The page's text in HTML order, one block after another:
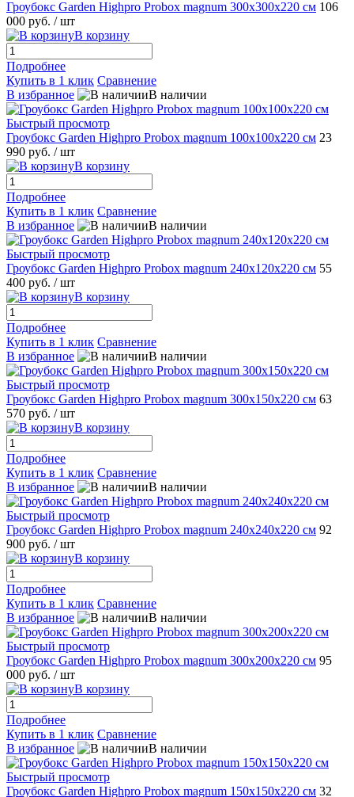
Гроубокс Garden Highpro Probox magnum 300х300х220 см 106
000 руб. / шт
В корзину
Подробнее
Купить в 1 клик Сравнение
В избранное
В наличии
Быстрый просмотр
Гроубокс Garden Highpro Probox magnum 100х100х220 см 23
990 руб. / шт
В корзину
Подробнее
Купить в 1 клик Сравнение
В избранное
В наличии
Быстрый просмотр
Гроубокс Garden Highpro Probox magnum 240х120х220 см 55
400 руб. / шт
В корзину
Подробнее
Купить в 1 клик Сравнение
В избранное
В наличии
Быстрый просмотр
Гроубокс Garden Highpro Probox magnum 300х150х220 см 63
570 руб. / шт
В корзину
Подробнее
Купить в 1 клик Сравнение
В избранное
В наличии
Быстрый просмотр
Гроубокс Garden Highpro Probox magnum 240х240х220 см 92
900 руб. / шт
В корзину
Подробнее
Купить в 1 клик Сравнение
В избранное
В наличии
Быстрый просмотр
Гроубокс Garden Highpro Probox magnum 300х200х220 см 95
000 руб. / шт
В корзину
Подробнее
Купить в 1 клик Сравнение
В избранное
В наличии
Быстрый просмотр
Гроубокс Garden Highpro Probox magnum 150х150х220 см 32